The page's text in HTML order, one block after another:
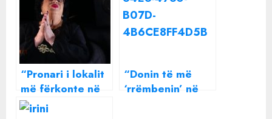
“Pronari i lokalit
më fërkonte në
qafë, kur e pa
“Donin të më
‘rrëmbenin’ në